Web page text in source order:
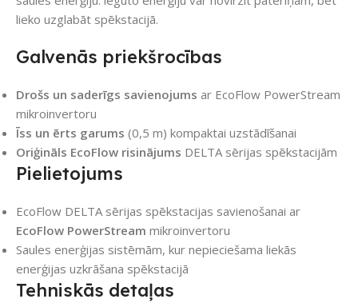
lieko uzglabāt spēkstacijā.
Galvenās priekšrocības
Drošs un saderīgs savienojums ar EcoFlow PowerStream
mikroinvertoru
Īss un ērts garums (0,5 m) kompaktai uzstādīšanai
Oriģināls EcoFlow risinājums DELTA sērijas spēkstacijām
Pielietojums
EcoFlow DELTA sērijas spēkstacijas savienošanai ar
EcoFlow PowerStream mikroinvertoru
Saules enerģijas sistēmām, kur nepieciešama liekās
enerģijas uzkrāšana spēkstacijā
Tehniskās detaļas